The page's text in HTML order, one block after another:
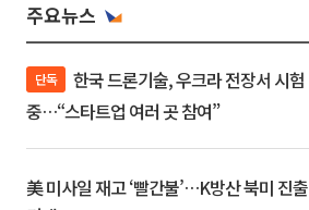
주요뉴스
단독
중…“스타트업 여러 곳 참여”
美 미사일 재고 ‘빨간불’…K방산 북미 진출